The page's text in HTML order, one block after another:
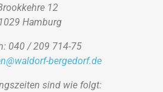
12
Hamburg
040 / 209 714-75
bergedorf.de
sind wie folgt: